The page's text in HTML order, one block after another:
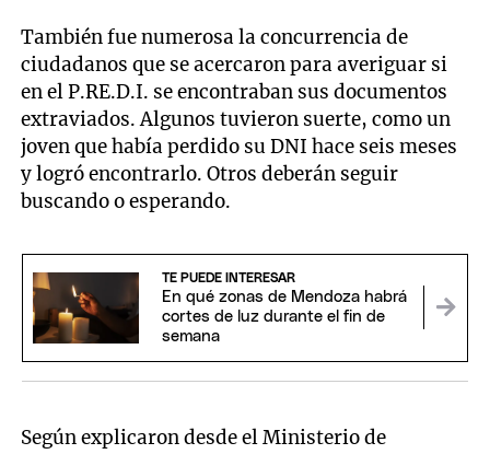
También fue numerosa la concurrencia de
ciudadanos que se acercaron para averiguar si
en el P.RE.D.I. se encontraban sus documentos
extraviados. Algunos tuvieron suerte, como un
joven que había perdido su DNI hace seis meses
y logró encontrarlo. Otros deberán seguir
buscando o esperando.
TE PUEDE INTERESAR
En qué zonas de Mendoza habrá
cortes de luz durante el fin de
semana
Según explicaron desde el Ministerio de